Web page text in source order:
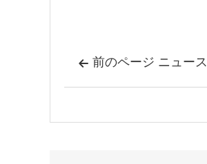
 前のページ ニュース